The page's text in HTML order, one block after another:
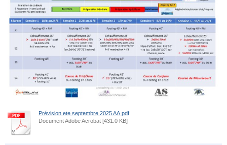
Prévision ete septembre 2025 AA.pdf
Document Adobe Acrobat [431.0 KB]